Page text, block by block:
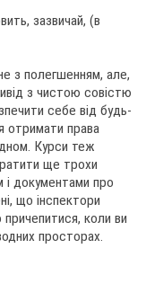
зазвичай, (в
з полегшенням, але,
з чистою совістю
себе від будь-
отримати права
Курси теж
ще трохи
документами про
що інспектори
причепитися, коли ви
просторах.